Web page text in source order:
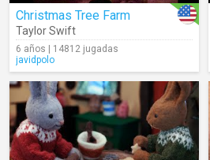
Christmas Tree Farm
Taylor Swift
6 años | 14812 jugadas
javidpolo